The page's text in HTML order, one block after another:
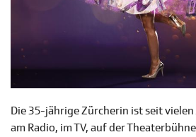
Die 35-jährige Zürcherin ist seit
am Radio, im TV, auf der